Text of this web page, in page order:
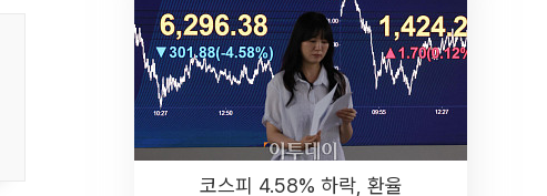
코스피 4.58% 하락, 환율